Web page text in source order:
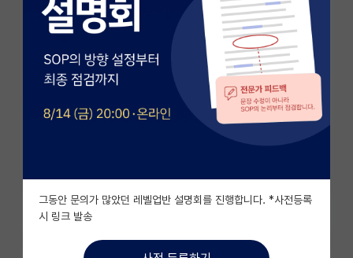
연구실&오픈랩 홈
오픈랩 전체보기
PI 회원 신청
커뮤니티
유학교육
이벤트
반도체 아카데미
그동안 문의가 많았던 레벨업반 설명회를 진행합니다. *사전등록
시 링크 발송
서울대학교 산업공학과
ikmoon@snu.ac.kr
http://scm.snu.ac.kr